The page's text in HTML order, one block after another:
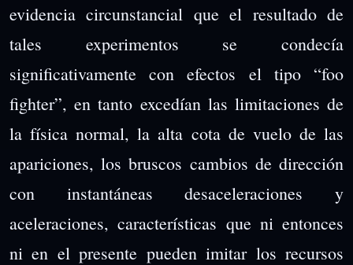
evidencia circunstancial que el resultado de
tales experimentos se condecía
significativamente con efectos el tipo “foo
fighter”, en tanto excedían las limitaciones de
la física normal, la alta cota de vuelo de las
apariciones, los bruscos cambios de dirección
con instantáneas desaceleraciones y
aceleraciones, características que ni entonces
ni en el presente pueden imitar los recursos